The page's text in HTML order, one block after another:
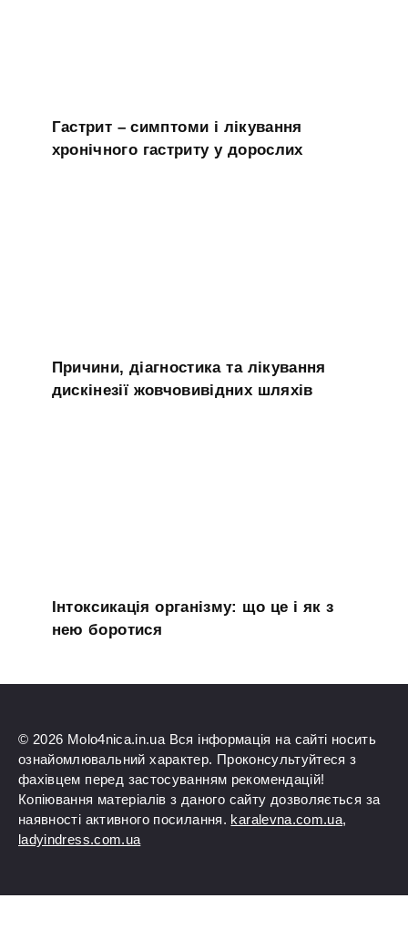
Гастрит – симптоми і лікування
хронічного гастриту у дорослих
Причини, діагностика та лікування
дискінезії жовчовивідних шляхів
Інтоксикація організму: що це і як з
нею боротися
© 2026 Molo4nica.in.ua Вся інформація на сайті носить
ознайомлювальний характер. Проконсультуйтеся з
фахівцем перед застосуванням рекомендацій!
Копіювання матеріалів з даного сайту дозволяється за
наявності активного посилання. karalevna.com.ua,
ladyindress.com.ua